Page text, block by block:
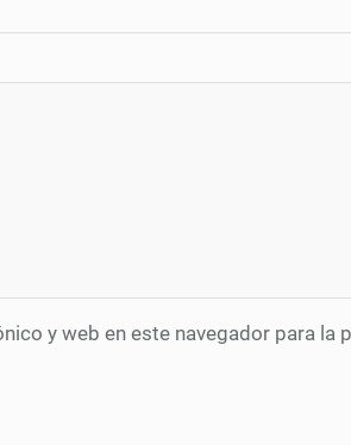
y web en este navegador para la